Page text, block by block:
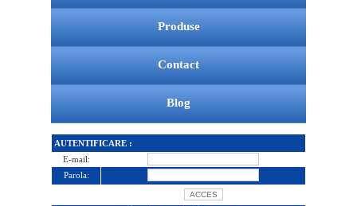
Produse
Contact
Blog
AUTENTIFICARE :
E-mail:
Parola: